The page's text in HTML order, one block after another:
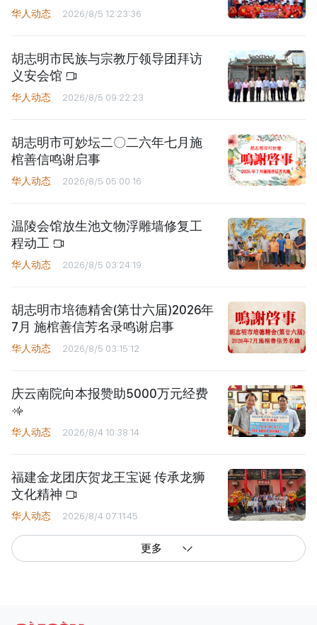
华人动态 2026/8/5 12:23:36
胡志明市民族与宗教厅领导团拜访
义安会馆
华人动态 2026/8/5 09:22:23
胡志明市可妙坛二〇二六年七月施
棺善信鸣谢启事
华人动态 2026/8/5 05:00:16
温陵会馆放生池文物浮雕墙修复工
程动工
华人动态 2026/8/5 03:24:19
胡志明市培德精舍(第廿六届)2026年
7月 施棺善信芳名录鸣谢启事
华人动态 2026/8/5 03:15:12
庆云南院向本报赞助5000万元经费
华人动态 2026/8/4 10:38:14
福建金龙团庆贺龙王宝诞 传承龙狮
文化精神
华人动态 2026/8/4 07:11:45
更多